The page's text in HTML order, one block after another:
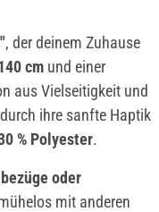
, der deinem Zuhause
cm und einer
aus Vielseitigkeit und
ihre sanfte Haptik
% Polyester.
oder
mit anderen